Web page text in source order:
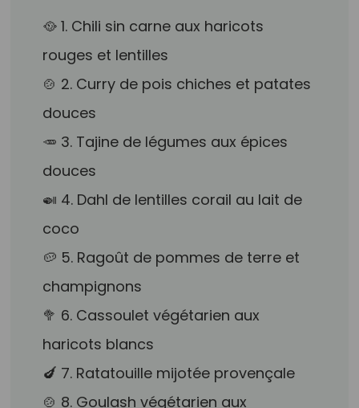
🥘 1. Chili sin carne aux haricots
rouges et lentilles
🍲 2. Curry de pois chiches et patates
douces
🥕 3. Tajine de légumes aux épices
douces
🍛 4. Dahl de lentilles corail au lait de
coco
🥔 5. Ragoût de pommes de terre et
champignons
🥦 6. Cassoulet végétarien aux
haricots blancs
🍆 7. Ratatouille mijotée provençale
🍲 8. Goulash végétarien aux